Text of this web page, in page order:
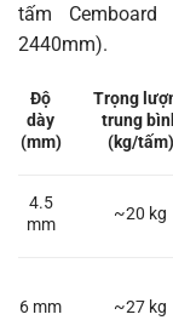
tấm
2440mm).
Độ
dày
(mm)
Trọng
trung
(kg/tấm)
4.5
mm
~20 kg
6 mm ~27 kg